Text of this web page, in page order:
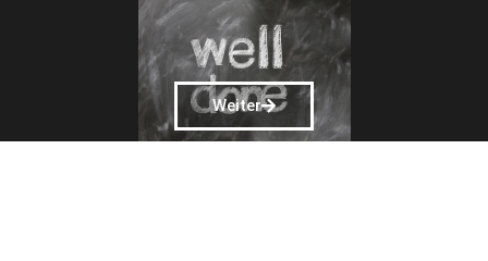
Weiter